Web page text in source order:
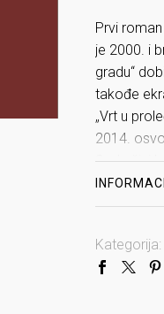
Prvi
je 2000. i
gradu“
takođe
„Vrt u
2014.
Sada živi
Kategorija: